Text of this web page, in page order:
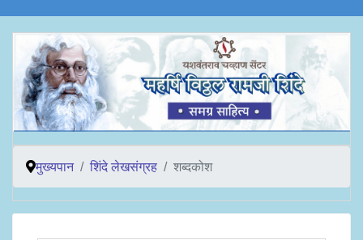
मुख्यपान शिंदे लेखसंग्रह शब्दकोश